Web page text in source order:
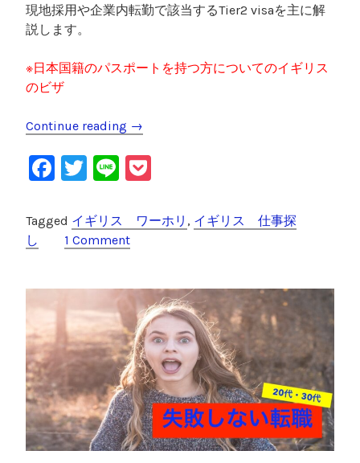
現地採用や企業内転勤で該当するTier2 visaを主に解
説します。
※日本国籍のパスポートを持つ方についてのイギリス
のビザ
Continue reading “
2
0
リ
ス
・
ロ
ン
ド
ン
で
→
F
c
e
o
o
k
T
tt
er
Li
e
c
Tagged イギリス ワーホリ , イギリス 仕事探
し
1 Comment